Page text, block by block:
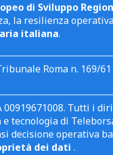
di Sviluppo
la resilienza
italiana.
Roma n. 169/
00919671008. Tutti i
tecnologia di
decisione operativa
dei dati .